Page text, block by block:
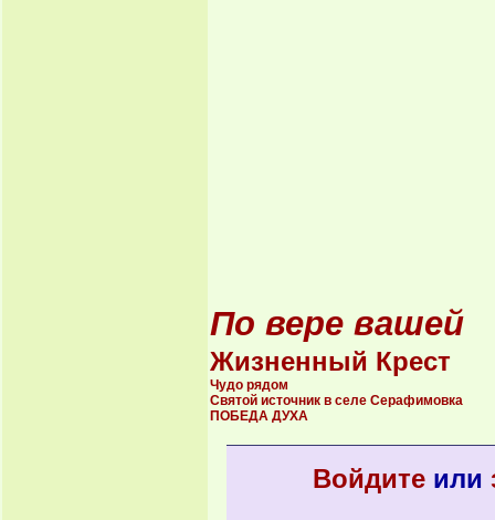
По вере вашей
Жизненный Крест
Чудо рядом
Святой источник в селе Серафимовка
ПОБЕДА ДУХА
Войдитеили